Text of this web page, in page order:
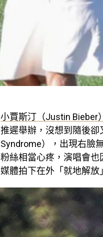
小賈斯汀（Justin Bieber）
推遲舉辦，沒想到隨後卻
Syndrome），出現右臉
粉絲相當心疼，演唱會
媒體拍下在外「就地解放